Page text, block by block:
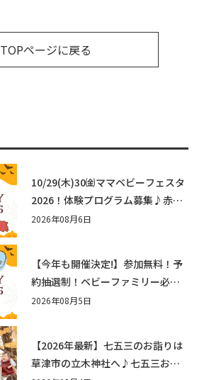
TOPページに戻る
10/29(木)30㈮ママベビーフェスタ
2026！体験プログラム募集♪赤ち
ゃん向けイベントに出演しません
2026年08月6日
【今年も開催決定!】参加無料！予
約抽選制！ベビーファミリー必見
☆入場無料☆10/29(木)30(金)ママ
2026年08月5日
【2026年最新】七五三のお詣りは
草津市の立木神社へ♪七五三お祝